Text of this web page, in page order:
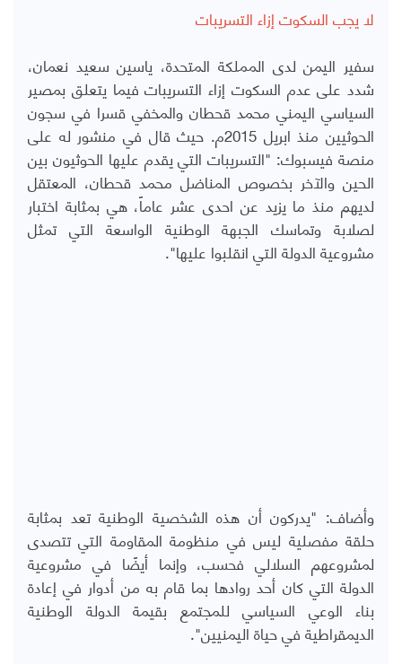
لا يجب السكوت إزاء التسريبات
سفير اليمن لدى المملكة المتحدة، ياسين سعيد نعمان،
شدد على عدم السكوت إزاء التسريبات فيما يتعلق بمصير
السياسي اليمني محمد قحطان والمخفي قسرا في سجون
الحوثيين منذ ابريل 2015م. حيث قال في منشور له على
منصة فيسبوك: "التسريبات التي يقدم عليها الحوثيون بين
الحين والآخر بخصوص المناضل محمد قحطان، المعتقل
لديهم منذ ما يزيد عن احدى عشر عاماً، هي بمثابة اختبار
لصلابة وتماسك الجبهة الوطنية الواسعة التي تمثل
مشروعية الدولة التي انقلبوا عليها".
وأضاف: "يدركون أن هذه الشخصية الوطنية تعد بمثابة
حلقة مفصلية ليس في منظومة المقاومة التي تتصدى
لمشروعهم السلالي فحسب، وإنما أيضًا في مشروعية
الدولة التي كان أحد روادها بما قام به من أدوار في إعادة
بناء الوعي السياسي للمجتمع بقيمة الدولة الوطنية
الديمقراطية في حياة اليمنيين".